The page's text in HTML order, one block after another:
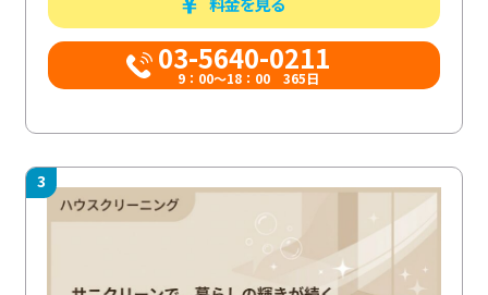
03-5640-0211
9：00～18：00 365日
3